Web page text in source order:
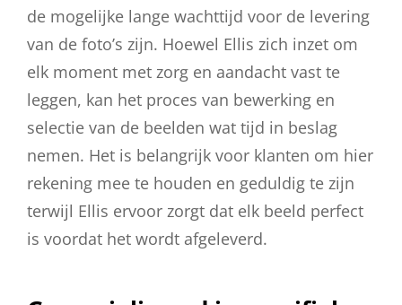
de mogelijke lange wachttijd voor de levering
van de foto’s zijn. Hoewel Ellis zich inzet om
elk moment met zorg en aandacht vast te
leggen, kan het proces van bewerking en
selectie van de beelden wat tijd in beslag
nemen. Het is belangrijk voor klanten om hier
rekening mee te houden en geduldig te zijn
terwijl Ellis ervoor zorgt dat elk beeld perfect
is voordat het wordt afgeleverd.